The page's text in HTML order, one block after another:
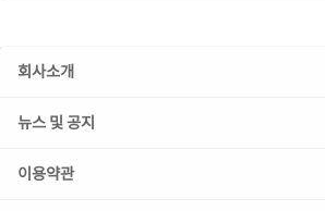
회사소개
뉴스 및 공지
이용약관